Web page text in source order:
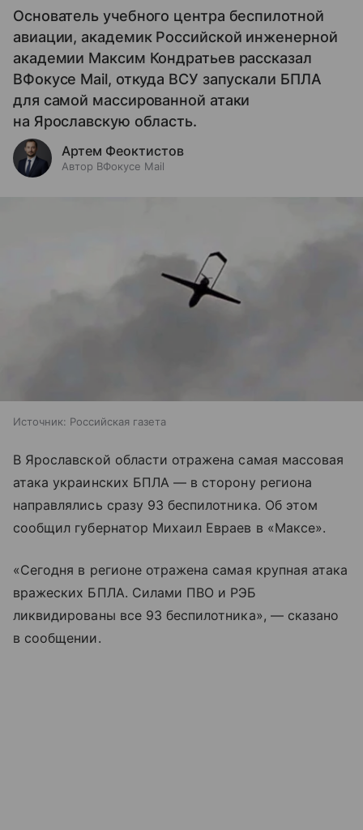
Основатель учебного центра беспилотной
авиации, академик Российской инженерной
академии Максим Кондратьев рассказал
ВФокусе Mail, откуда ВСУ запускали БПЛА
для самой массированной атаки
на Ярославскую область.
Артем Феоктистов
Автор ВФокусе Mail
Источник: Российская газета
В Ярославской области отражена самая массовая
атака украинских БПЛА — в сторону региона
направлялись сразу 93 беспилотника. Об этом
сообщил губернатор Михаил Евраев в «Максе».
«Сегодня в регионе отражена самая крупная атака
вражеских БПЛА. Силами ПВО и РЭБ
ликвидированы все 93 беспилотника», — сказано
в сообщении.